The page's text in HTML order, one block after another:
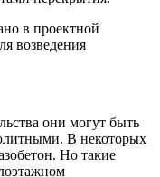
в проектной
возведения
они могут быть
В некоторых
Но такие